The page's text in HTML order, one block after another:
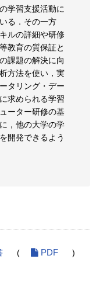
学習支援活動に
る．その一方
ルの詳細や研修
教育の質保証と
課題の解決に向
方法を使い，実
タリング・デー
求められる学習
ーター研修の基
，他の大学の学
開発できるよう
( PDF )